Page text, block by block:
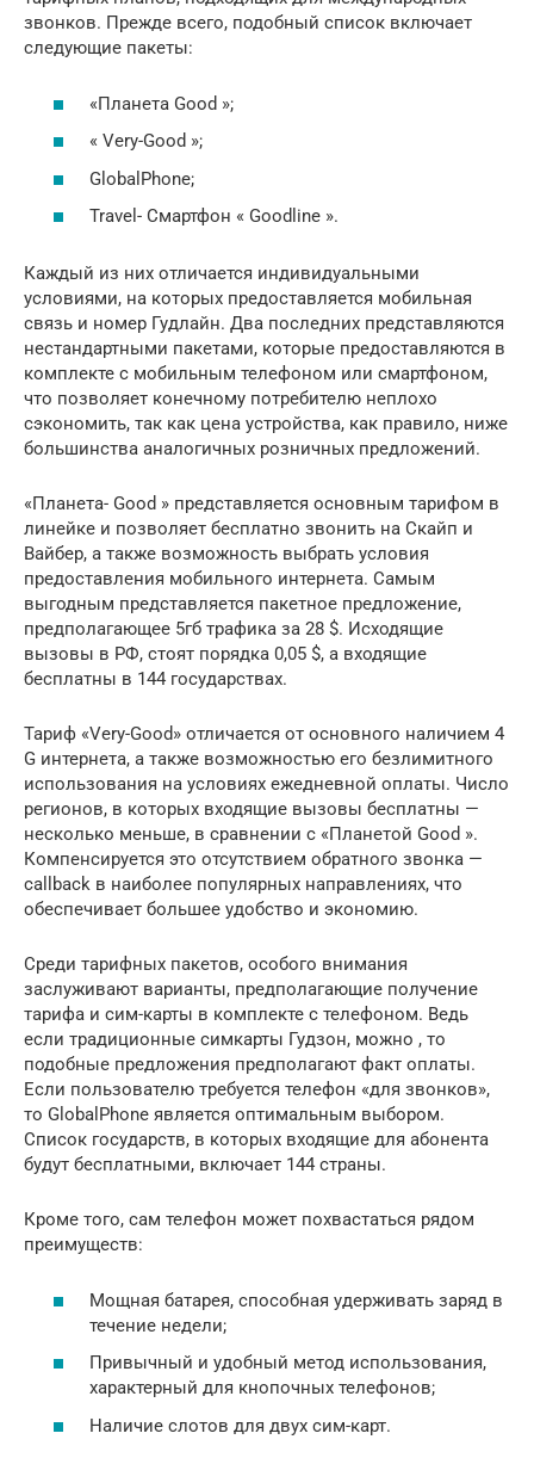
звонков. Прежде всего, подобный список включает
следующие пакеты:
«Планета Good »;
« Very-Good »;
GlobalPhone;
Travel- Смартфон « Goodline ».
Каждый из них отличается индивидуальными
условиями, на которых предоставляется мобильная
связь и номер Гудлайн. Два последних представляются
нестандартными пакетами, которые предоставляются в
комплекте с мобильным телефоном или смартфоном,
что позволяет конечному потребителю неплохо
сэкономить, так как цена устройства, как правило, ниже
большинства аналогичных розничных предложений.
«Планета- Good » представляется основным тарифом в
линейке и позволяет бесплатно звонить на Скайп и
Вайбер, а также возможность выбрать условия
предоставления мобильного интернета. Самым
выгодным представляется пакетное предложение,
предполагающее 5гб трафика за 28 $. Исходящие
вызовы в РФ, стоят порядка 0,05 $, а входящие
бесплатны в 144 государствах.
Тариф «Very-Good» отличается от основного наличием 4
G интернета, а также возможностью его безлимитного
использования на условиях ежедневной оплаты. Число
регионов, в которых входящие вызовы бесплатны —
несколько меньше, в сравнении с «Планетой Good ».
Компенсируется это отсутствием обратного звонка —
callback в наиболее популярных направлениях, что
обеспечивает большее удобство и экономию.
Среди тарифных пакетов, особого внимания
заслуживают варианты, предполагающие получение
тарифа и сим-карты в комплекте с телефоном. Ведь
если традиционные симкарты Гудзон, можно , то
подобные предложения предполагают факт оплаты.
Если пользователю требуется телефон «для звонков»,
то GlobalPhone является оптимальным выбором.
Список государств, в которых входящие для абонента
будут бесплатными, включает 144 страны.
Кроме того, сам телефон может похвастаться рядом
преимуществ:
Мощная батарея, способная удерживать заряд в
течение недели;
Привычный и удобный метод использования,
характерный для кнопочных телефонов;
Наличие слотов для двух сим-карт.